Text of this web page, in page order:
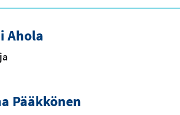
Ahola
Pääkkönen